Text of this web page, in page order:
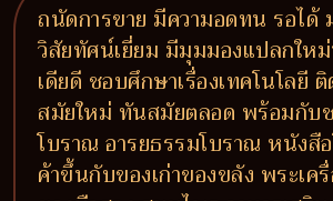
ถนัดการขาย มีความอดทน รอได้
วิสัยทัศน์เยี่ยม มีมุมมองแปลกใหม่
เดียดี ชอบศึกษาเรื่องเทคโนโลยี
สมัยใหม่ ทันสมัยตลอด พร้อมกับช
โบราณ อารยธรรมโบราณ หนังสื
ค้าขึ้นกับของเก่าของขลัง พระเค